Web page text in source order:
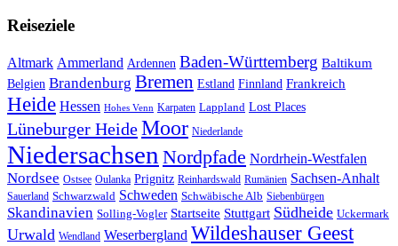
Reiseziele
Altmark Ammerland Ardennen Baden-Württemberg Baltikum
Belgien Brandenburg Bremen Estland Finnland Frankreich
Heide Hessen Hohes Venn Karpaten Lappland Lost Places
Lüneburger HeideMoor Niederlande
Niedersachsen Nordpfade Nordrhein-Westfalen
Nordsee Ostsee Oulanka Prignitz Reinhardswald Rumänien Sachsen-Anhalt
Sauerland Schwarzwald Schweden Schwäbische Alb Siebenbürgen
Skandinavien Solling-Vogler Startseite Stuttgart Südheide Uckermark
Urwald Wendland Weserbergland Wildeshauser Geest